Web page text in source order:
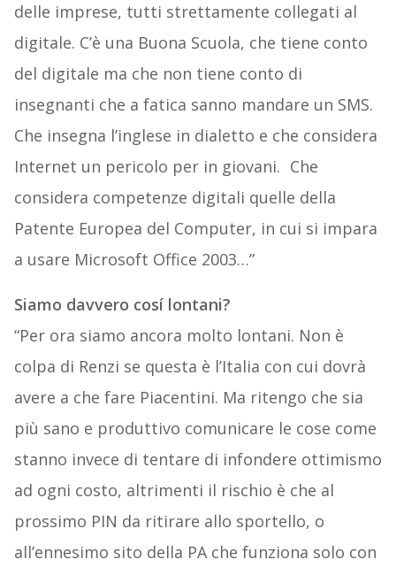
delle imprese, tutti strettamente collegati al
digitale. C’è una Buona Scuola, che tiene conto
del digitale ma che non tiene conto di
insegnanti che a fatica sanno mandare un SMS.
Che insegna l’inglese in dialetto e che considera
Internet un pericolo per in giovani. Che
considera competenze digitali quelle della
Patente Europea del Computer, in cui si impara
a usare Microsoft Office 2003…”
Siamo davvero cosí lontani?
“Per ora siamo ancora molto lontani. Non è
colpa di Renzi se questa è l’Italia con cui dovrà
avere a che fare Piacentini. Ma ritengo che sia
più sano e produttivo comunicare le cose come
stanno invece di tentare di infondere ottimismo
ad ogni costo, altrimenti il rischio è che al
prossimo PIN da ritirare allo sportello, o
all’ennesimo sito della PA che funziona solo con